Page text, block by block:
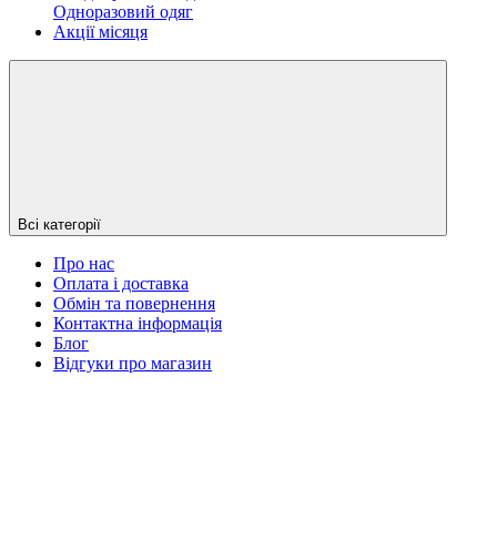
Одноразовий одяг
Акції місяця
Всі категорії
Про нас
Оплата і доставка
Обмін та повернення
Контактна інформація
Блог
Відгуки про магазин